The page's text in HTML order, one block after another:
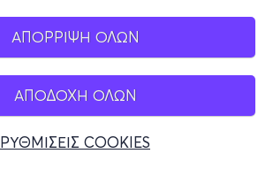
ΑΠΟΡΡΙΨΗ ΟΛΩΝ
ΑΠΟΔΟΧΗ ΟΛΩΝ
ΡΥΘΜΙΣΕΙΣ COOKIES